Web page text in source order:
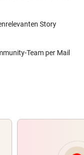
Story
Team per Mail